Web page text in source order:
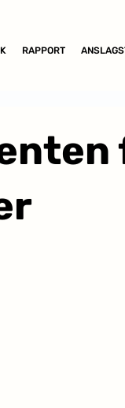
RAPPORT